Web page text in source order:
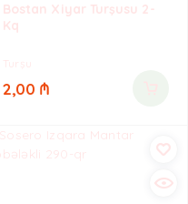
Bostan Xiyar Turşusu 2-
Kq
Turşu
2,00 ₼